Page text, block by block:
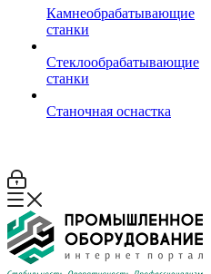
Камнеобрабатывающие
станки
Стеклообрабатывающие
станки
Станочная оснастка